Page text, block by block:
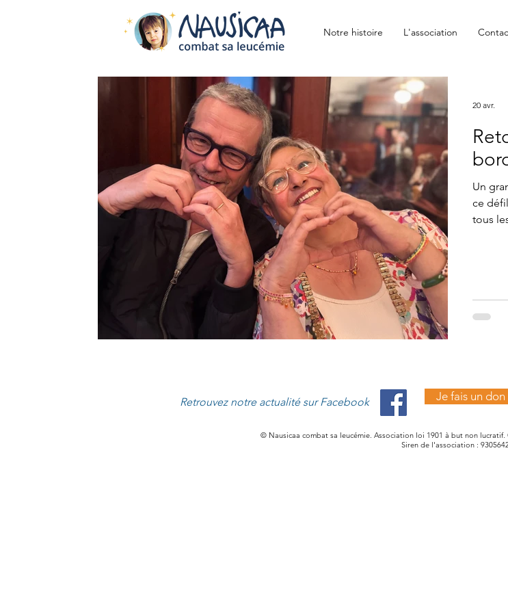
Notre histoire L'association
Un
ce
tous
votre
20 avr.
Retrouvez notre actualité sur Facebook Je fais un don
© Nausicaa combat sa leucémie. Association loi 1901 à but non
Siren de l'association :